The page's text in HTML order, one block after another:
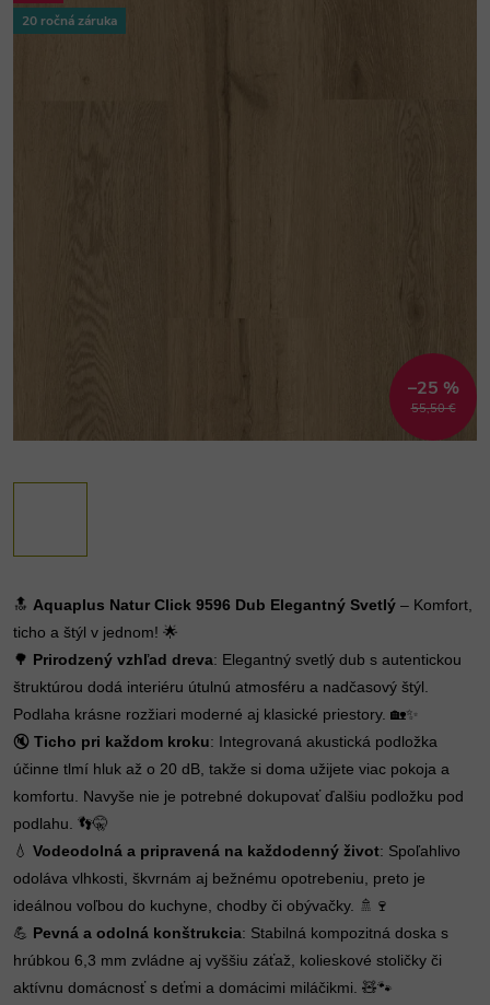
20 ročná záruka
55,50 €
–25 %
🔝 Aquaplus Natur Click 9596 Dub Elegantný Svetlý – Komfort,
ticho a štýl v jednom! 🌟
🌳 Prirodzený vzhľad dreva: Elegantný svetlý dub s autentickou
štruktúrou dodá interiéru útulnú atmosféru a nadčasový štýl.
Podlaha krásne rozžiari moderné aj klasické priestory. 🏡✨
🔇 Ticho pri každom kroku: Integrovaná akustická podložka
účinne tlmí hluk až o 20 dB, takže si doma užijete viac pokoja a
komfortu. Navyše nie je potrebné dokupovať ďalšiu podložku pod
podlahu. 👣🤫
💧 Vodeodolná a pripravená na každodenný život: Spoľahlivo
odoláva vlhkosti, škvrnám aj bežnému opotrebeniu, preto je
ideálnou voľbou do kuchyne, chodby či obývačky. 🚿🍷
💪 Pevná a odolná konštrukcia: Stabilná kompozitná doska s
hrúbkou 6,3 mm zvládne aj vyššiu záťaž, kolieskové stoličky či
aktívnu domácnosť s deťmi a domácimi miláčikmi. 🧸🐾